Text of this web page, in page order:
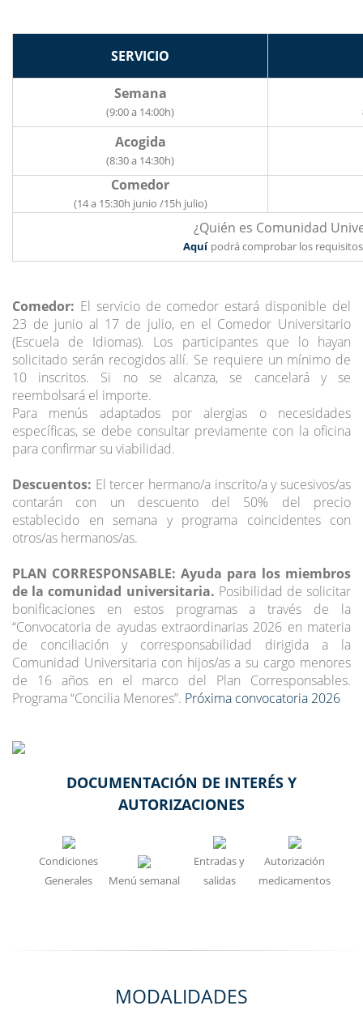
SERVICIO
Semana
(9:00 a 14:00h)
Acogida
(8:30 a 14:30h)
Comedor
(14 a 15:30h junio /15h julio)
¿Quién es Comunidad
Aquí podrá comprobar los
Comedor: El servicio de comedor estará disponible del
23 de junio al 17 de julio, en el Comedor Universitario
(Escuela de Idiomas). Los participantes que lo hayan
solicitado serán recogidos allí. Se requiere un mínimo de
10 inscritos. Si no se alcanza, se cancelará y se
reembolsará el importe.
Para menús adaptados por alergias o necesidades
específicas, se debe consultar previamente con la oficina
para confirmar su viabilidad.
Descuentos: El tercer hermano/a inscrito/a y sucesivos/as
contarán con un descuento del 50% del precio
establecido en semana y programa coincidentes con
otros/as hermanos/as.
PLAN CORRESPONSABLE: Ayuda para los miembros
de la comunidad universitaria. Posibilidad de solicitar
bonificaciones en estos programas a través de la
“Convocatoria de ayudas extraordinarias 2026 en materia
de conciliación y corresponsabilidad dirigida a la
Comunidad Universitaria con hijos/as a su cargo menores
de 16 años en el marco del Plan Corresponsables.
Programa “Concilia Menores”. Próxima convocatoria 2026
DOCUMENTACIÓN DE INTERÉS Y
AUTORIZACIONES
Condiciones
Generales
Menú semanal
Entradas y
salidas
Autorización
medicamentos
MODALIDADES